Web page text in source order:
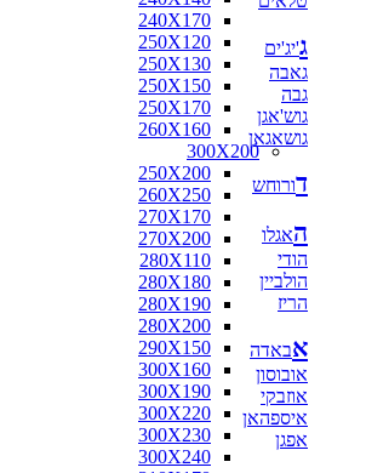
240X170
250X120
250X130
250X150
250X170
260X160
300X200
250X200
260X250
270X170
270X200
280X110
280X180
280X190
280X200
290X150
300X160
300X190
300X220
300X230
300X240
ג'יג'ים
גאבה
גבה
גוש'אגן
גושאגאן
דורוחש
האגלו
הודי
הולביין
הריז
אבאדה
אובוסון
אוזבקי
איספהאן
אפגן